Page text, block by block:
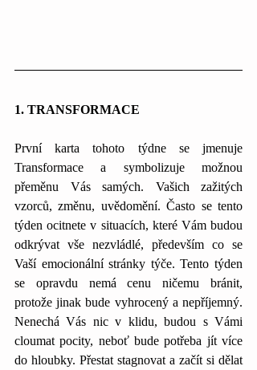
1. TRANSFORMACE
První karta tohoto týdne se jmenuje
Transformace a symbolizuje možnou
přeměnu Vás samých. Vašich zažitých
vzorců, změnu, uvědomění. Často se tento
týden ocitnete v situacích, které Vám budou
odkrývat vše nezvládlé, především co se
Vaší emocionální stránky týče. Tento týden
se opravdu nemá cenu ničemu bránit,
protože jinak bude vyhrocený a nepříjemný.
Nenechá Vás nic v klidu, budou s Vámi
cloumat pocity, neboť bude potřeba jít více
do hloubky. Přestat stagnovat a začít si dělat